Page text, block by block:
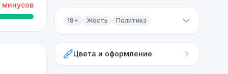
минусов
18+ Жесть Политика
ЖестьЦвета и оформление